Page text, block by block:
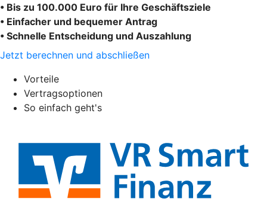
• Bis zu 100.000 Euro für Ihre Geschäftsziele
• Einfacher und bequemer Antrag
• Schnelle Entscheidung und Auszahlung
Jetzt berechnen und abschließen
Vorteile
Vertragsoptionen
So einfach geht's